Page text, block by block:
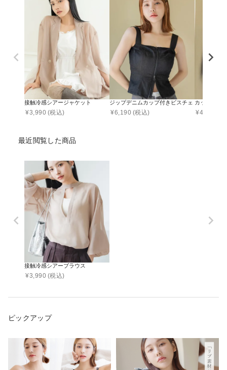
接触冷感シアージャケット
¥3,990 (税込)
ジップデニムカップ付きビスチェ《BRAmone
¥6,190 (税込)
カップ付き
¥4,990
最近閲覧した商品
接触冷感シアーブラウス
¥3,990 (税込)
ピックアップ